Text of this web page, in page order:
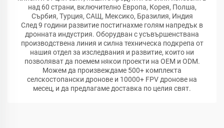
над 60 страни, включително Европа, Корея, Полша,
Сърбия, Турция, САЩ, Мексико, Бразилия, Индия
След 9 години развитие постигнахме голям напредък в
дронната индустрия. Оборудван с усъвършенствана
производствена линия и силна техническа подкрепа от
нашия отдел за изследвания и развитие, които ни
позволяват да поемем някои проекти на OEM и ODM.
Можем да произвеждаме 500+ комплекта
селскостопански дронове и 10000+ FPV дронове на
месец, и да предлагаме доставка по целия свят.